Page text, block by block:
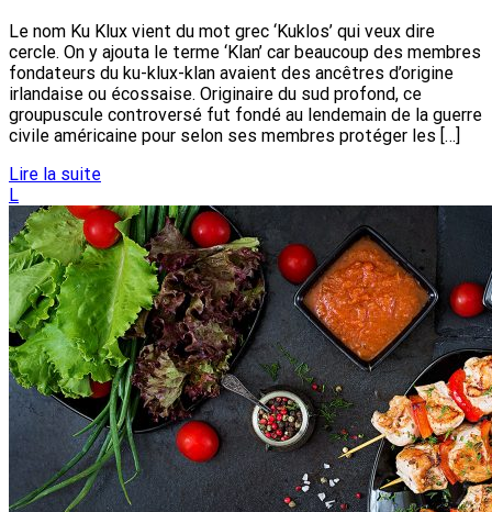
Le nom Ku Klux vient du mot grec ‘Kuklos’ qui veux dire
cercle. On y ajouta le terme ‘Klan’ car beaucoup des membres
fondateurs du ku-klux-klan avaient des ancêtres d’origine
irlandaise ou écossaise. Originaire du sud profond, ce
groupuscule controversé fut fondé au lendemain de la guerre
civile américaine pour selon ses membres protéger les […]
Lire la suite
L